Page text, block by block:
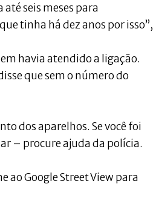
seis meses para
tinha há dez anos por isso”,
havia atendido a ligação.
que sem o número do
dos aparelhos. Se você foi
– procure ajuda da polícia.
ao Google Street View para